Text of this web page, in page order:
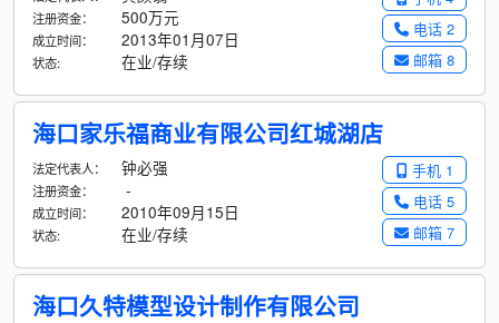
电话 2
邮箱 8
注册资金： 500万元
成立时间： 2013年01月07日
状态: 在业/存续
海口家乐福商业有限公司红城湖店
手机 1
电话 5
邮箱 7
法定代表人： 钟必强
注册资金： -
成立时间： 2010年09月15日
状态: 在业/存续
海口久特模型设计制作有限公司